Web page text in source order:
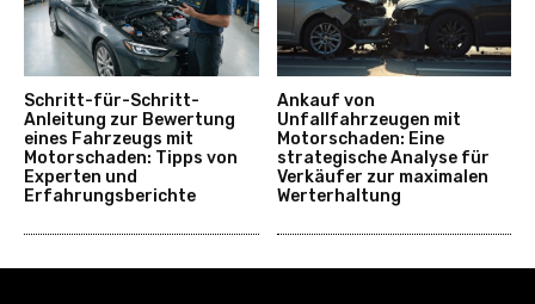
Schritt-für-Schritt-
Anleitung zur Bewertung
eines Fahrzeugs mit
Motorschaden: Tipps von
Experten und
Erfahrungsberichte
Ankauf von
Unfallfahrzeugen mit
Motorschaden: Eine
strategische Analyse für
Verkäufer zur maximalen
Werterhaltung